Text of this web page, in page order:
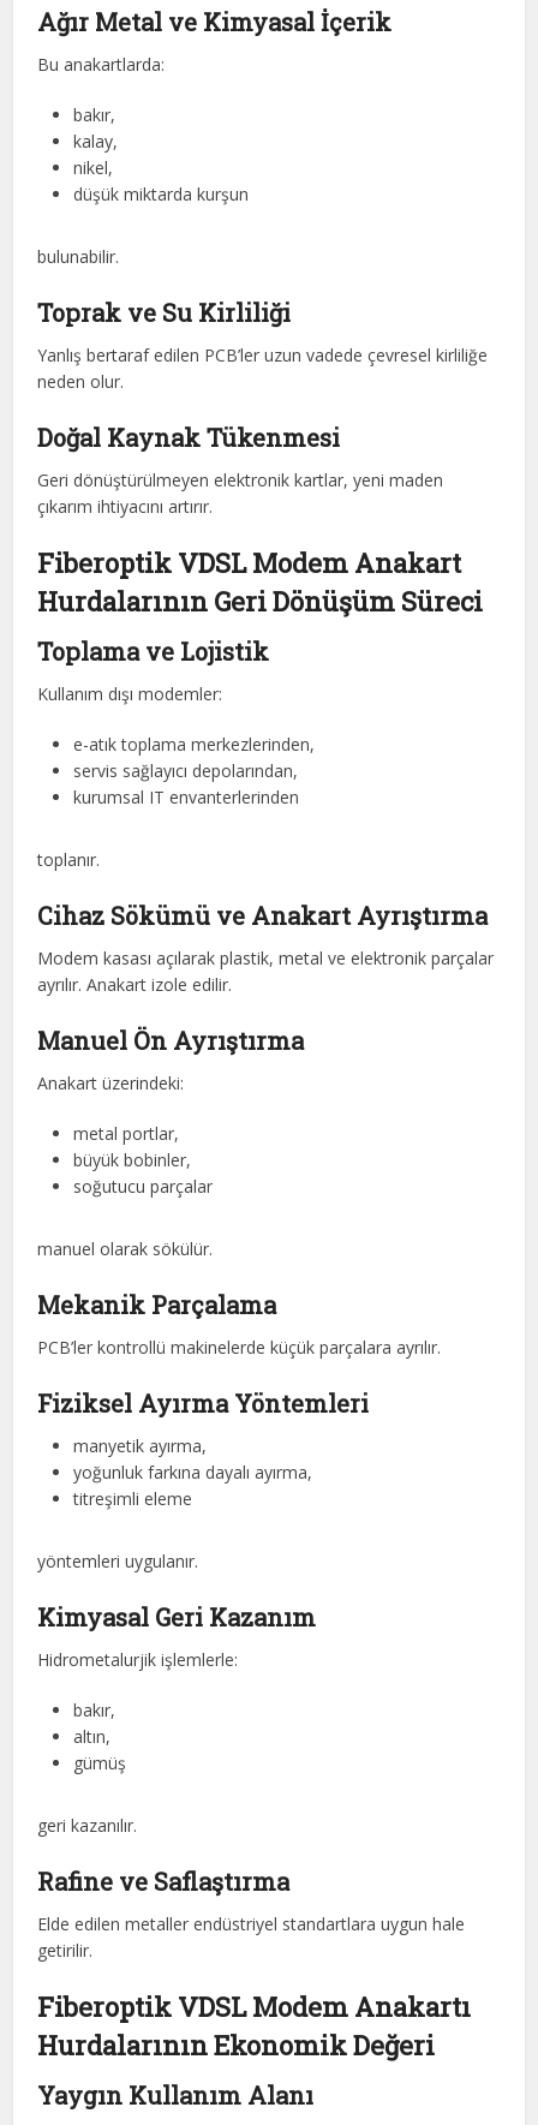
Ağır Metal ve Kimyasal İçerik
Bu anakartlarda:
bakır,
kalay,
nikel,
düşük miktarda kurşun
bulunabilir.
Toprak ve Su Kirliliği
Yanlış bertaraf edilen PCB’ler uzun vadede çevresel kirliliğe
neden olur.
Doğal Kaynak Tükenmesi
Geri dönüştürülmeyen elektronik kartlar, yeni maden
çıkarım ihtiyacını artırır.
Fiberoptik VDSL Modem Anakart
Hurdalarının Geri Dönüşüm Süreci
Toplama ve Lojistik
Kullanım dışı modemler:
e-atık toplama merkezlerinden,
servis sağlayıcı depolarından,
kurumsal IT envanterlerinden
toplanır.
Cihaz Sökümü ve Anakart Ayrıştırma
Modem kasası açılarak plastik, metal ve elektronik parçalar
ayrılır. Anakart izole edilir.
Manuel Ön Ayrıştırma
Anakart üzerindeki:
metal portlar,
büyük bobinler,
soğutucu parçalar
manuel olarak sökülür.
Mekanik Parçalama
PCB’ler kontrollü makinelerde küçük parçalara ayrılır.
Fiziksel Ayırma Yöntemleri
manyetik ayırma,
yoğunluk farkına dayalı ayırma,
titreşimli eleme
yöntemleri uygulanır.
Kimyasal Geri Kazanım
Hidrometalurjik işlemlerle:
bakır,
altın,
gümüş
geri kazanılır.
Rafine ve Saflaştırma
Elde edilen metaller endüstriyel standartlara uygun hale
getirilir.
Fiberoptik VDSL Modem Anakartı
Hurdalarının Ekonomik Değeri
Yaygın Kullanım Alanı